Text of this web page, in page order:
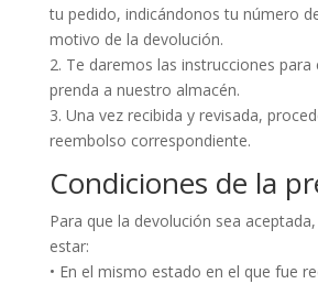
tu pedido, indicándonos tu número
motivo de la devolución.
2. Te daremos las instrucciones para
prenda a nuestro almacén.
3. Una vez recibida y revisada,
reembolso correspondiente.
Condiciones de la
Para que la devolución sea
estar:
• En el mismo estado en el que fue